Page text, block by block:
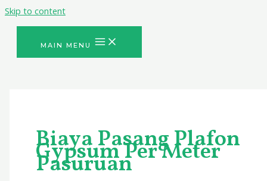
Skip to content
MAIN MENU
Biaya Pasang Plafon
Gypsum Per Meter
Pasuruan